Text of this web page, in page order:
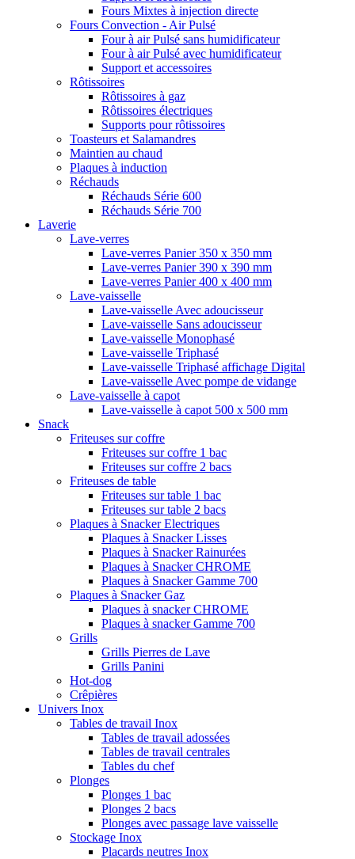
Fours Mixtes à injection directe
Fours Convection - Air Pulsé
Four à air Pulsé sans humidificateur
Four à air Pulsé avec humidificateur
Support et accessoires
Rôtissoires
Rôtissoires à gaz
Rôtissoires électriques
Supports pour rôtissoires
Toasteurs et Salamandres
Maintien au chaud
Plaques à induction
Réchauds
Réchauds Série 600
Réchauds Série 700
Laverie
Lave-verres
Lave-verres Panier 350 x 350 mm
Lave-verres Panier 390 x 390 mm
Lave-verres Panier 400 x 400 mm
Lave-vaisselle
Lave-vaisselle Avec adoucisseur
Lave-vaisselle Sans adoucisseur
Lave-vaisselle Monophasé
Lave-vaisselle Triphasé
Lave-vaisselle Triphasé affichage Digital
Lave-vaisselle Avec pompe de vidange
Lave-vaisselle à capot
Lave-vaisselle à capot 500 x 500 mm
Snack
Friteuses sur coffre
Friteuses sur coffre 1 bac
Friteuses sur coffre 2 bacs
Friteuses de table
Friteuses sur table 1 bac
Friteuses sur table 2 bacs
Plaques à Snacker Electriques
Plaques à Snacker Lisses
Plaques à Snacker Rainurées
Plaques à Snacker CHROME
Plaques à Snacker Gamme 700
Plaques à Snacker Gaz
Plaques à snacker CHROME
Plaques à snacker Gamme 700
Grills
Grills Pierres de Lave
Grills Panini
Hot-dog
Crêpières
Univers Inox
Tables de travail Inox
Tables de travail adossées
Tables de travail centrales
Tables du chef
Plonges
Plonges 1 bac
Plonges 2 bacs
Plonges avec passage lave vaisselle
Stockage Inox
Placards neutres Inox